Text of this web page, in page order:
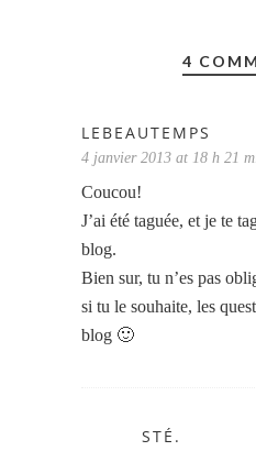
4
LEBEAUTEMPS
4 janvier 2013 at 18 h 21
Coucou!
J’ai été taguée, et je te
blog.
Bien sur, tu n’es pas
si tu le souhaite, les
blog 🙂
STÉ.